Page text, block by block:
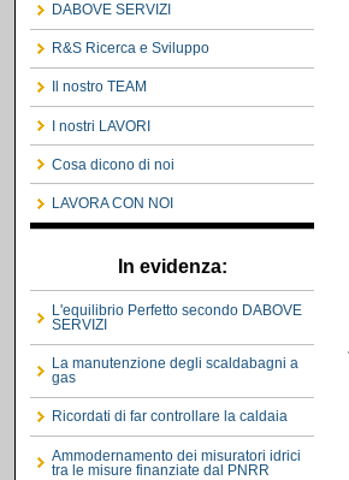
DABOVE SERVIZI
R&S Ricerca e Sviluppo
Il nostro TEAM
I nostri LAVORI
Cosa dicono di noi
LAVORA CON NOI
In evidenza:
L'equilibrio Perfetto secondo DABOVE
SERVIZI
La manutenzione degli scaldabagni a
gas
Ricordati di far controllare la caldaia
Ammodernamento dei misuratori idrici
tra le misure finanziate dal PNRR